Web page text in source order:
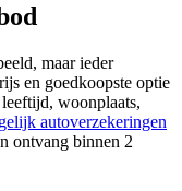
maar ieder
en goedkoopste optie
woonplaats,
autoverzekeringen
ontvang binnen 2